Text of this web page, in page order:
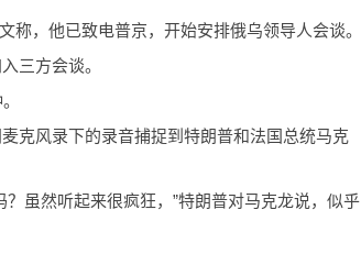
称，他已致电普京，开始安排俄乌领导人会谈。
三方会谈。
克风录下的录音捕捉到特朗普和法国总统马克
虽然听起来很疯狂，”特朗普对马克龙说，似乎